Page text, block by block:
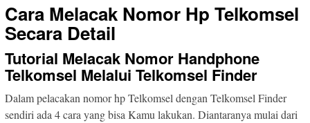
Cara Melacak Nomor Hp Telkomsel
Secara Detail
Tutorial Melacak Nomor Handphone
Telkomsel Melalui Telkomsel Finder
Dalam pelacakan nomor hp Telkomsel dengan Telkomsel Finder
sendiri ada 4 cara yang bisa Kamu lakukan. Diantaranya mulai dari